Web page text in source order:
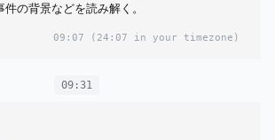
の背景などを読み解く。
09:07 (24:07 in your timezone)
09:31